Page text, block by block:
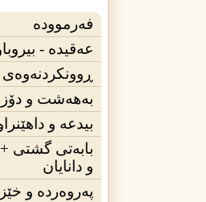
فەرموودە
عه‌قیده‌ -
بەهەشت و
بیدعە و
بابەتی گشتی +
و دانایان
پەروەردە و